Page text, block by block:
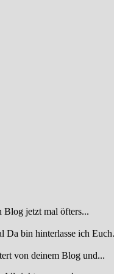
Blog jetzt mal öfters...
Da bin hinterlasse ich
von deinem Blog und...